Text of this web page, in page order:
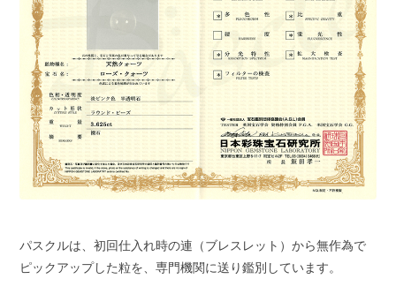
パスクルは、初回仕入れ時の連（ブレスレット）から無作為で
ピックアップした粒を、専門機関に送り鑑別しています。